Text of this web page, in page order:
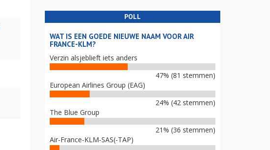
POLL
WAT IS EEN GOEDE NIEUWE NAAM VOOR AIR
FRANCE-KLM?
Verzin alsjeblieft iets anders
47% (81 stemmen)
European Airlines Group (EAG)
24% (42 stemmen)
The Blue Group
21% (36 stemmen)
Air-France-KLM-SAS(-TAP)